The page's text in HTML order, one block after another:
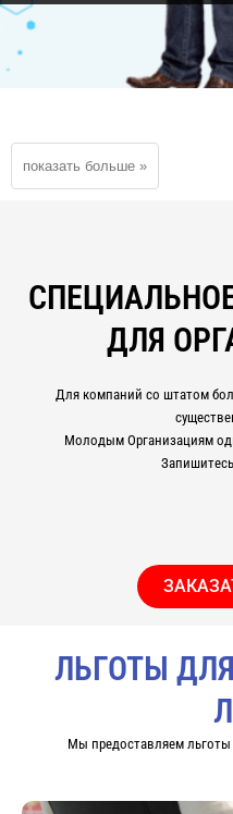
ДЛЯ
Для компаний со штатом
Молодым Организациям
ЛЬГОТЫ
Мы предоставляем